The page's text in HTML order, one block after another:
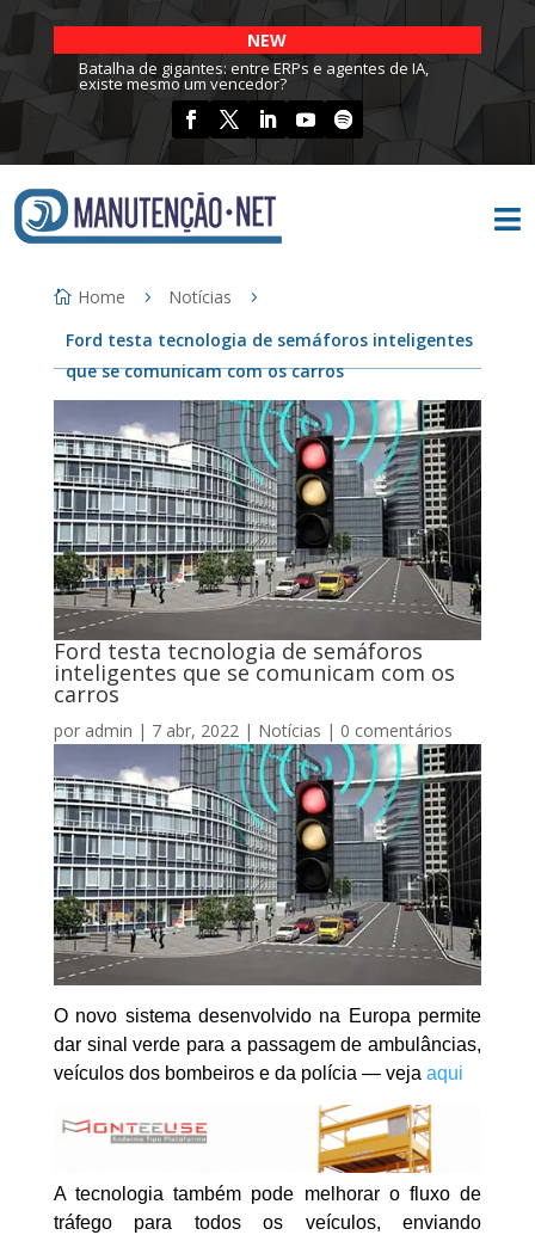
NEW
Batalha de gigantes: entre ERPs e agentes de IA,
existe mesmo um vencedor?

Home
Notícias
Ford testa tecnologia de semáforos inteligentes
que se comunicam com os carros
Ford testa tecnologia de semáforos
inteligentes que se comunicam com os
carros
por admin | 7 abr, 2022| Notícias | 0 comentários
O novo sistema desenvolvido na Europa permite
dar sinal verde para a passagem de ambulâncias,
veículos dos bombeiros e da polícia — veja aqui
A tecnologia também pode melhorar o fluxo de
tráfego para todos os veículos, enviando